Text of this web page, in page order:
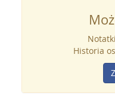
Historia